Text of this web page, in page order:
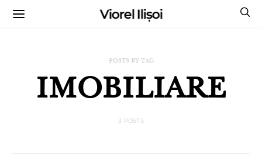
Viorel Ilișoi
POSTS BY TAG
IMOBILIARE
3 POSTS
CUMPĂRĂ CĂRȚILE MELE CU AUTOGRAF